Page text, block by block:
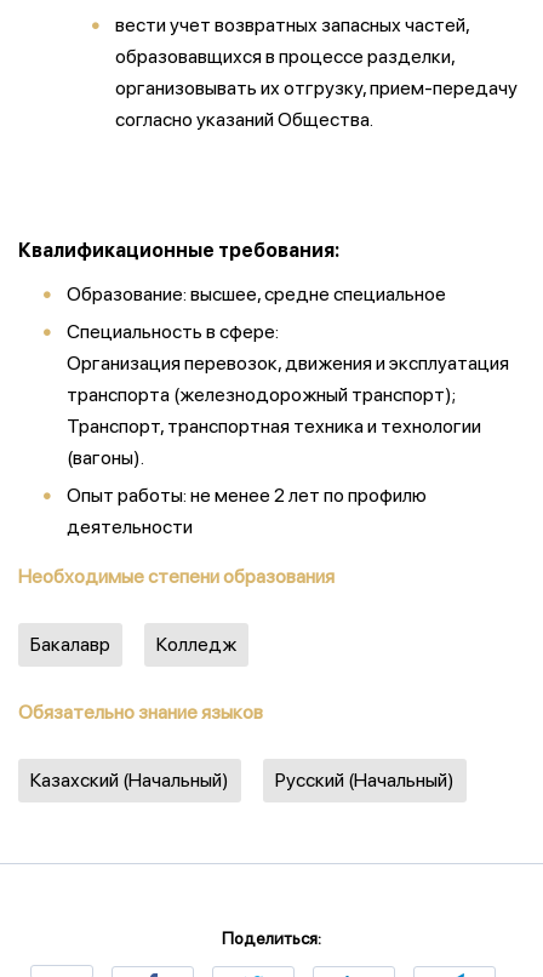
вести учет возвратных запасных частей,
образовавщихся в процессе разделки,
организовывать их отгрузку, прием-передачу
согласно указаний Общества.
Квалификационные требования:
Образование: высшее, средне специальное
Специальность в сфере:
Организация перевозок, движения и эксплуатация
транспорта (железнодорожный транспорт);
Транспорт, транспортная техника и технологии
(вагоны).
Опыт работы: не менее 2 лет по профилю
деятельности
Необходимые степени образования
Бакалавр Колледж
Обязательно знание языков
Казахский (Начальный) Русский (Начальный)
Поделиться: